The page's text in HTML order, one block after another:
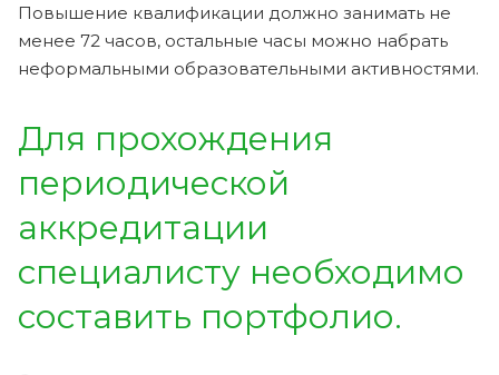
Повышение квалификации должно занимать не
менее 72 часов, остальные часы можно набрать
неформальными образовательными активностями.
Для прохождения
периодической
аккредитации
специалисту необходимо
составить портфолио.